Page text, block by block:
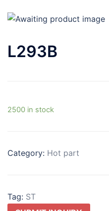
L293B
2500 in stock
Category: Hot part
Tag: ST